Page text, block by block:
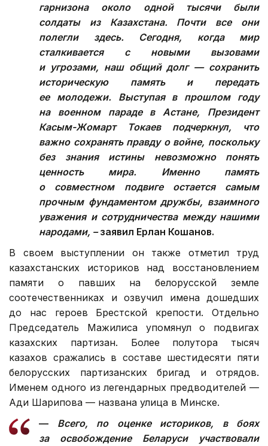
гарнизона около одной тысячи были
солдаты из Казахстана. Почти все они
полегли здесь. Сегодня, когда мир
сталкивается с новыми вызовами
и угрозами, наш общий долг — сохранить
историческую память и передать
ее молодежи. Выступая в прошлом году
на военном параде в Астане, Президент
Касым-Жомарт Токаев подчеркнул, что
важно сохранять правду о войне, поскольку
без знания истины невозможно понять
ценность мира. Именно память
о совместном подвиге остается самым
прочным фундаментом дружбы, взаимного
уважения и сотрудничества между нашими
народами, –заявил Ерлан Кошанов.
В своем выступлении он также отметил труд
казахстанских историков над восстановлением
памяти о павших на белорусской земле
соотечественниках и озвучил имена дошедших
до нас героев Брестской крепости. Отдельно
Председатель Мажилиса упомянул о подвигах
казахских партизан. Более полутора тысяч
казахов сражались в составе шестидесяти пяти
белорусских партизанских бригад и отрядов.
Именем одного из легендарных предводителей —
Ади Шарипова — названа улица в Минске.
— Всего, по оценке историков, в боях
за освобождение Беларуси участвовали